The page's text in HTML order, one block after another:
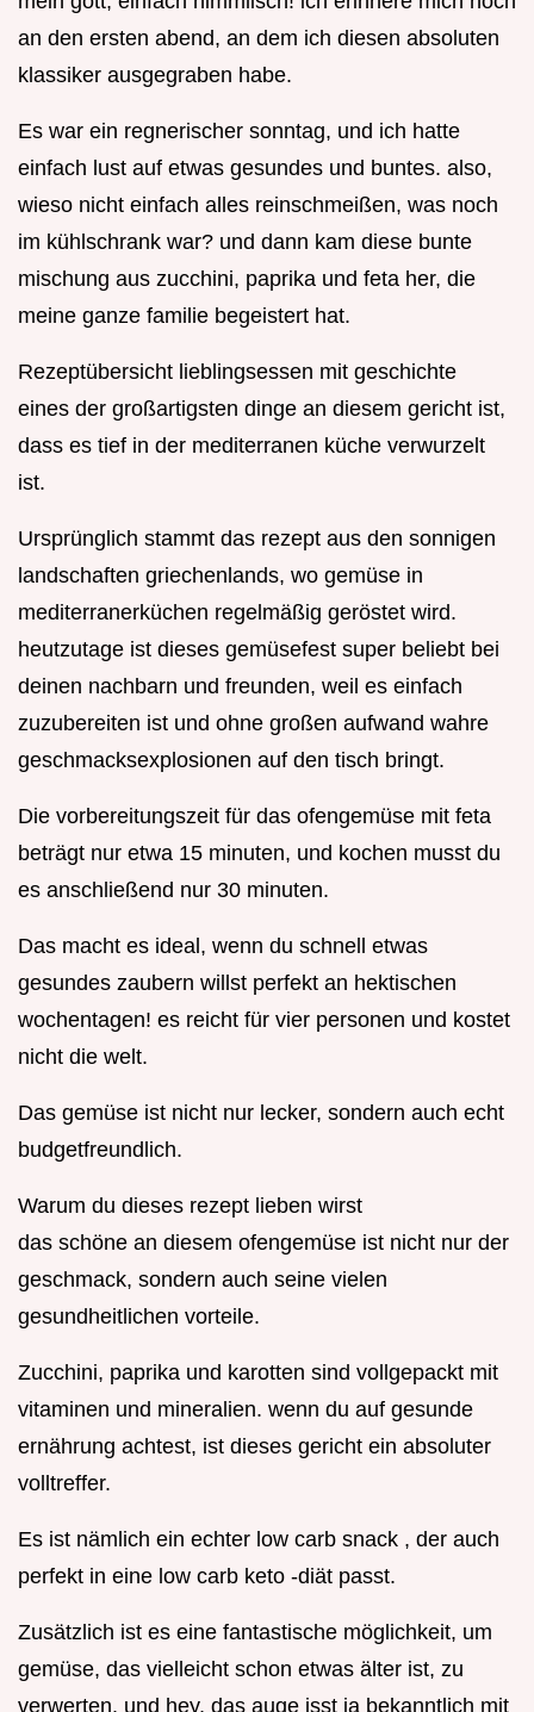
an den ersten abend, an dem ich diesen absoluten
klassiker ausgegraben habe.
Es war ein regnerischer sonntag, und ich hatte
einfach lust auf etwas gesundes und buntes. also,
wieso nicht einfach alles reinschmeißen, was noch
im kühlschrank war? und dann kam diese bunte
mischung aus zucchini, paprika und feta her, die
meine ganze familie begeistert hat.
Rezeptübersicht lieblingsessen mit geschichte
eines der großartigsten dinge an diesem gericht ist,
dass es tief in der mediterranen küche verwurzelt
ist.
Ursprünglich stammt das rezept aus den sonnigen
landschaften griechenlands, wo gemüse in
mediterranerküchen regelmäßig geröstet wird.
heutzutage ist dieses gemüsefest super beliebt bei
deinen nachbarn und freunden, weil es einfach
zuzubereiten ist und ohne großen aufwand wahre
geschmacksexplosionen auf den tisch bringt.
Die vorbereitungszeit für das ofengemüse mit feta
beträgt nur etwa 15 minuten, und kochen musst du
es anschließend nur 30 minuten.
Das macht es ideal, wenn du schnell etwas
gesundes zaubern willst perfekt an hektischen
wochentagen! es reicht für vier personen und kostet
nicht die welt.
Das gemüse ist nicht nur lecker, sondern auch echt
budgetfreundlich.
Warum du dieses rezept lieben wirst
das schöne an diesem ofengemüse ist nicht nur der
geschmack, sondern auch seine vielen
gesundheitlichen vorteile.
Zucchini, paprika und karotten sind vollgepackt mit
vitaminen und mineralien. wenn du auf gesunde
ernährung achtest, ist dieses gericht ein absoluter
volltreffer.
Es ist nämlich ein echter low carb snack , der auch
perfekt in eine low carb keto -diät passt.
Zusätzlich ist es eine fantastische möglichkeit, um
gemüse, das vielleicht schon etwas älter ist, zu
verwerten. und hey, das auge isst ja bekanntlich mit